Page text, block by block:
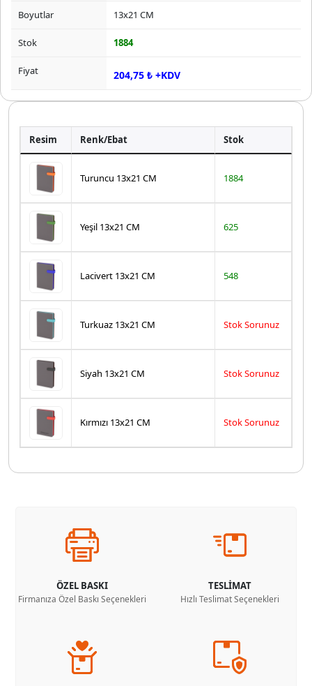
Boyutlar 13x21 CM
Stok 1884
Fiyat 204,75 ₺ +KDV
Resim Renk/Ebat Stok
Turuncu 13x21 CM 1884
Yeşil 13x21 CM 625
Lacivert 13x21 CM 548
Turkuaz 13x21 CM Stok Sorunuz
Siyah 13x21 CM Stok Sorunuz
Kırmızı 13x21 CM Stok Sorunuz
ÖZEL BASKI
Firmanıza Özel Baskı Seçenekleri
TESLİMAT
Hızlı Teslimat Seçenekleri